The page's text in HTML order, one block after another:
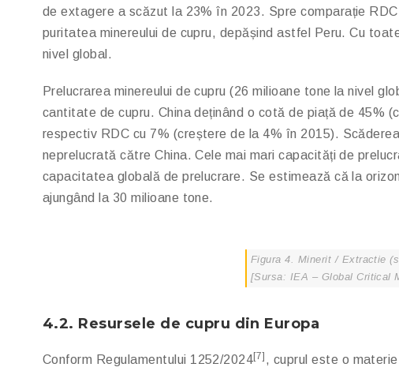
de extagere a scăzut la 23% în 2023. Spre comparație
puritatea minereului de cupru, depășind astfel Peru. Cu
nivel global.
Prelucrarea minereului de cupru (26 milioane tone la nivel
cantitate de cupru. China deținând o cotă de piață de 45%
respectiv RDC cu 7% (creștere de la 4% în 2015).
neprelucrată către China. Cele mai mari capacități de
capacitatea globală de prelucrare. Se estimează că la
ajungând la 30 milioane tone.
Figura 4. Minerit / Extractie
[Sursa: IEA – Global Critical
4.2. Resursele de cupru din Europa
Conform Regulamentului 1252/2024[7] , cuprul este o